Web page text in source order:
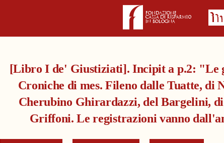
[Libro I de' Giustiziati]. Incipit a p.2: "Le
Croniche di mes. Fileno dalle Tuatte, di
Cherubino Ghirardazzi, del Bargelini,
Griffoni. Le registrazioni vanno